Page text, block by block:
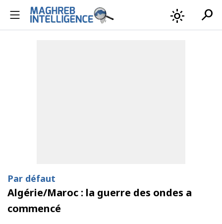
light_mode search
Par défaut
Algérie/Maroc : la guerre des ondes a
commencé